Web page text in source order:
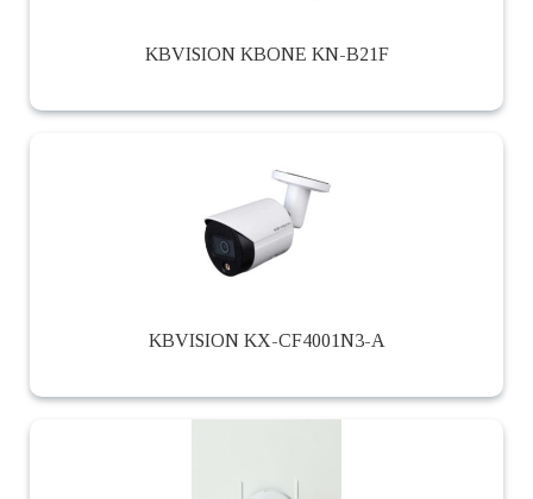
KBVISION KBONE KN-B21F
KBVISION KX-CF4001N3-A